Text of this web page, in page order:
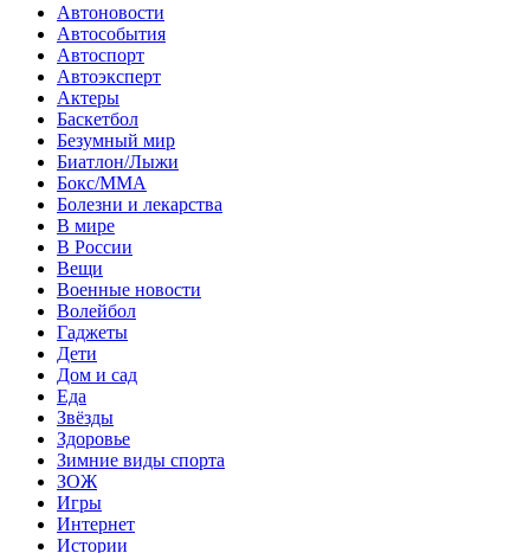
Автоновости
Автособытия
Автоспорт
Автоэксперт
Актеры
Баскетбол
Безумный мир
Биатлон/Лыжи
Бокс/MMA
Болезни и лекарства
В мире
В России
Вещи
Военные новости
Волейбол
Гаджеты
Дети
Дом и сад
Еда
Звёзды
Здоровье
Зимние виды спорта
ЗОЖ
Игры
Интернет
Истории